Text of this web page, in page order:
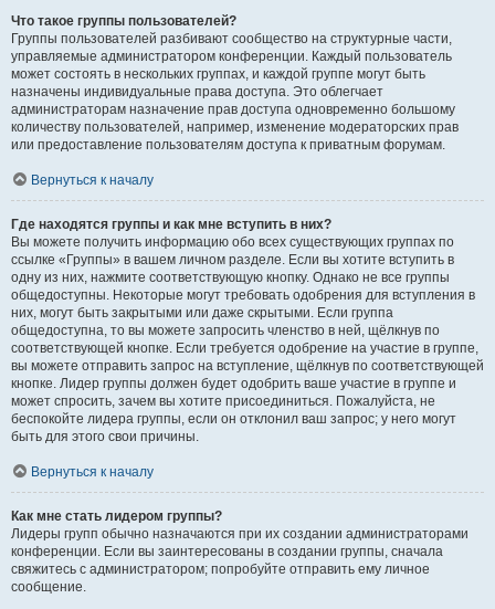
Что такое группы пользователей?
Группы пользователей разбивают сообщество на структурные части,
управляемые администратором конференции. Каждый пользователь
может состоять в нескольких группах, и каждой группе могут быть
назначены индивидуальные права доступа. Это облегчает
администраторам назначение прав доступа одновременно большому
количеству пользователей, например, изменение модераторских прав
или предоставление пользователям доступа к приватным форумам.
Вернуться к началу
Где находятся группы и как мне вступить в них?
Вы можете получить информацию обо всех существующих группах по
ссылке «Группы» в вашем личном разделе. Если вы хотите вступить в
одну из них, нажмите соответствующую кнопку. Однако не все группы
общедоступны. Некоторые могут требовать одобрения для вступления в
них, могут быть закрытыми или даже скрытыми. Если группа
общедоступна, то вы можете запросить членство в ней, щёлкнув по
соответствующей кнопке. Если требуется одобрение на участие в группе,
вы можете отправить запрос на вступление, щёлкнув по соответствующей
кнопке. Лидер группы должен будет одобрить ваше участие в группе и
может спросить, зачем вы хотите присоединиться. Пожалуйста, не
беспокойте лидера группы, если он отклонил ваш запрос; у него могут
быть для этого свои причины.
Вернуться к началу
Как мне стать лидером группы?
Лидеры групп обычно назначаются при их создании администраторами
конференции. Если вы заинтересованы в создании группы, сначала
свяжитесь с администратором; попробуйте отправить ему личное
сообщение.